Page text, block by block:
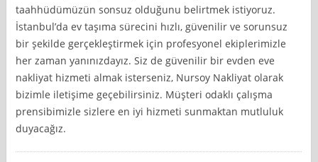
taahhüdümüzün sonsuz olduğunu belirtmek istiyoruz.
İstanbul’da ev taşıma sürecini hızlı, güvenilir ve sorunsuz
bir şekilde gerçekleştirmek için profesyonel ekiplerimizle
her zaman yanınızdayız. Siz de güvenilir bir evden eve
nakliyat hizmeti almak isterseniz, Nursoy Nakliyat olarak
bizimle iletişime geçebilirsiniz. Müşteri odaklı çalışma
prensibimizle sizlere en iyi hizmeti sunmaktan mutluluk
duyacağız.